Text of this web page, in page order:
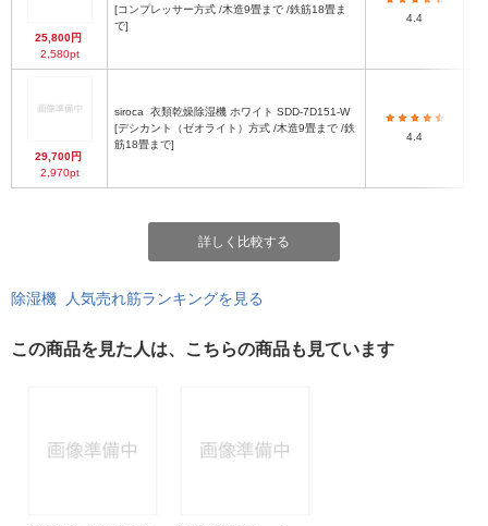
25,800円
2,580pt
[コンプレッサー方式 /木造9畳まで /鉄筋18畳ま
で]
4.4
29,700円
2,970pt
siroca
[デシカント（ゼオライト）方式 /木造9畳まで /鉄
筋18畳まで]
4.4
詳しく比較する
除湿機 人気売れ筋ランキングを見る
この商品を見た人は、こちらの商品も見ています